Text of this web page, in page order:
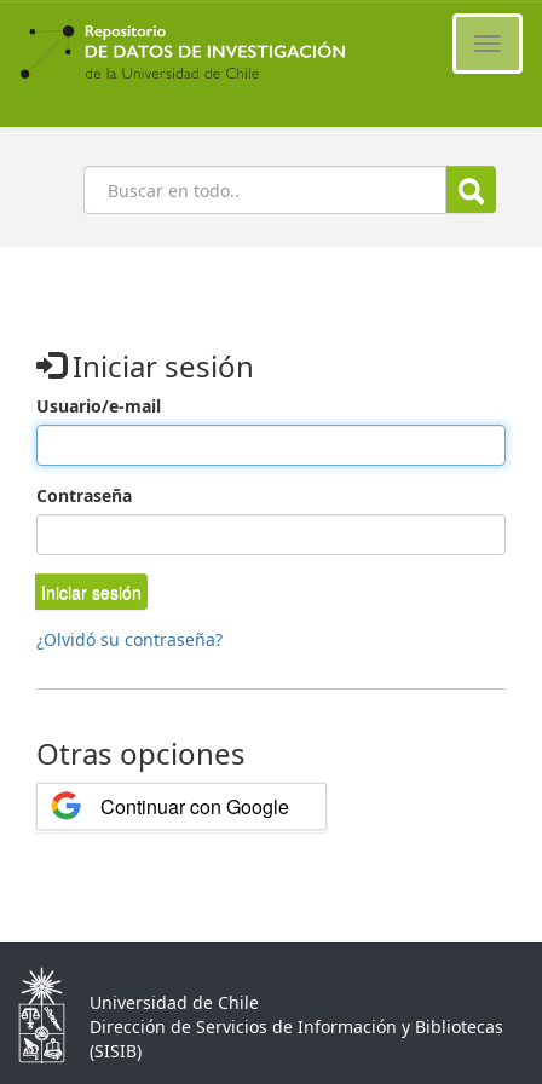
Ir
contenido
principal
Buscar
Iniciar sesión
Usuario/e-mail
Contraseña
Iniciar sesión
¿Olvidó su contraseña?
Otras opciones
Continuar con Google
Universidad de Chile
Dirección de Servicios de Información y Bibliotecas
(SISIB)